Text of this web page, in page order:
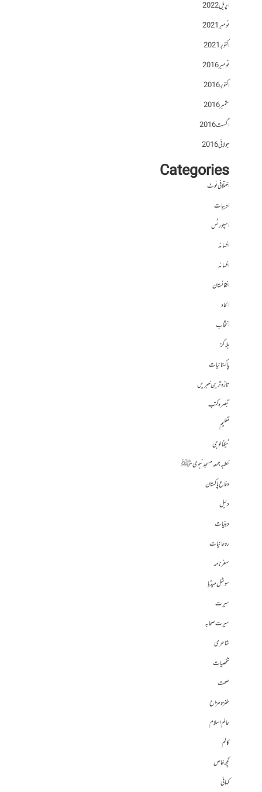
اپریل 2022
نومبر 2021
اکتوبر 2021
نومبر 2016
اکتوبر 2016
ستمبر 2016
اگست 2016
جولائی 2016
Categories
اختلافی نوٹ
ادبیات
اسپورٹس
افسانہ
افسانہ
افغانستان
الحاد
انتخاب
بلاگز
پاکستانیات
تازہ ترین خبریں
تبصرہ کتب
تعلیم
ٹیکنالوجی
خطبہ جمعہ مسجد نبوی ﷺ
دفاع پاکستان
دلیل
دینیات
روحانیات
سفرنامہ
سوشل میڈیا
سیرت
سیرت صحابہ
شاعری
شخصیات
صحت
طنز و مزاح
عالم اسلام
کالم
کچھ خاص
کہانی